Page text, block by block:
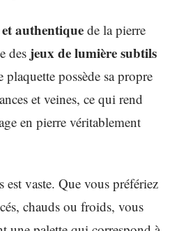
authentique de la pierre
des jeux de lumière subtils
possède sa propre
et veines, ce qui rend
en pierre véritablement
vaste. Que vous préfériez
chauds ou froids, vous